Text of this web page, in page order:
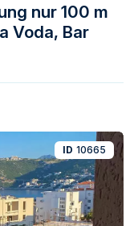
nur 100 m
Voda, Bar
ID 10665